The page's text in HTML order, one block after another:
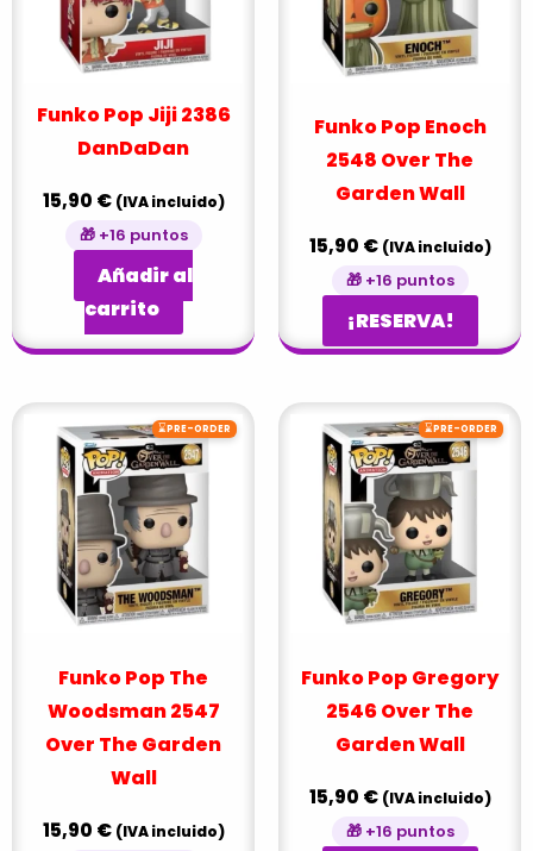
Funko Pop Jiji 2386
DanDaDan
15,90 € (IVA incluido)
🎁 +16 puntos
Añadir al
carrito
Funko Pop Enoch
2548 Over The
Garden Wall
15,90 € (IVA incluido)
🎁 +16 puntos
¡RESERVA!
⌛PRE-ORDER
Funko Pop The
Woodsman 2547
Over The Garden
Wall
15,90 € (IVA incluido)
⌛PRE-ORDER
Funko Pop Gregory
2546 Over The
Garden Wall
15,90 € (IVA incluido)
🎁 +16 puntos